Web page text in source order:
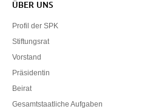
Servicenavigation
ÜBER UNS
Profil der SPK
Stiftungsrat
Vorstand
Präsidentin
Beirat
Gesamtstaatliche Aufgaben